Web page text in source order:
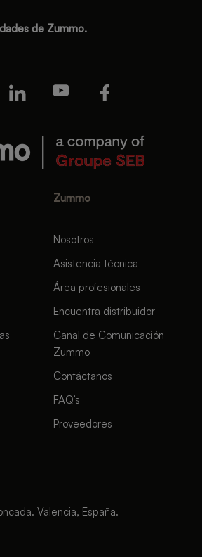
Zummo
Nosotros
Asistencia técnica
Área profesionales
Encuentra distribuidor
Canal de Comunicación
Zummo
Contáctanos
FAQ’s
Proveedores
de Zummo.
Valencia, España.